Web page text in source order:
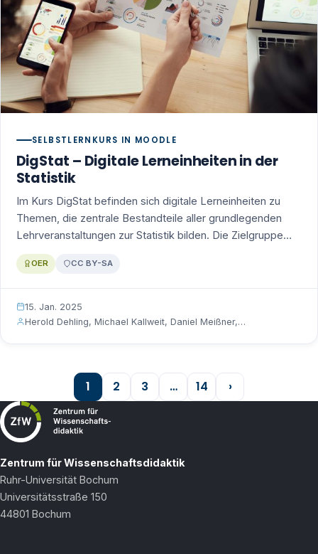
SELBSTLERNKURS IN MOODLE
DigStat – Digitale Lerneinheiten in der
Statistik
Im Kurs DigStat befinden sich digitale Lerneinheiten zu
Themen, die zentrale Bestandteile aller grundlegenden
Lehrveranstaltungen zur Statistik bilden. Die Zielgruppe…
OER CC BY-SA
15. Jan. 2025
Herold Dehling, Michael Kallweit, Daniel Meißner,…
1 2 3 … 14 ›
Zentrum für Wissenschaftsdidaktik
Ruhr-Universität Bochum
Universitätsstraße 150
44801 Bochum